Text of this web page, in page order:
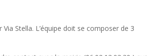
Stella. L’équipe doit se composer de 3